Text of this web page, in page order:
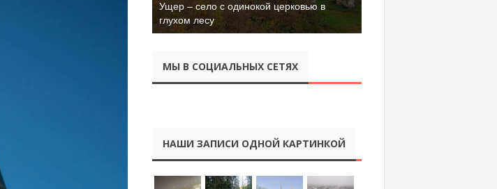
Ущер – село с одинокой церковью в
глухом лесу
МЫ В СОЦИАЛЬНЫХ СЕТЯХ
НАШИ ЗАПИСИ ОДНОЙ КАРТИНКОЙ